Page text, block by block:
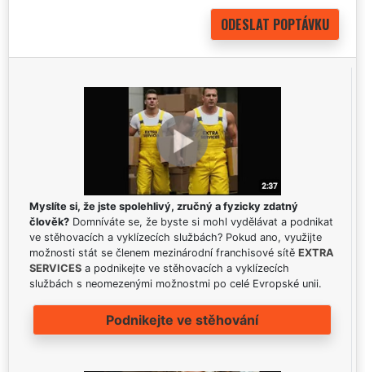
Myslíte si, že jste spolehlivý, zručný a fyzicky zdatný
člověk? Domníváte se, že byste si mohl vydělávat a podnikat
ve stěhovacích a vyklízecích službách? Pokud ano, využijte
možnosti stát se členem mezinárodní franchisové sítě EXTRA
SERVICES a podnikejte ve stěhovacích a vyklízecích
službách s neomezenými možnostmi po celé Evropské unii.
Podnikejte ve stěhování